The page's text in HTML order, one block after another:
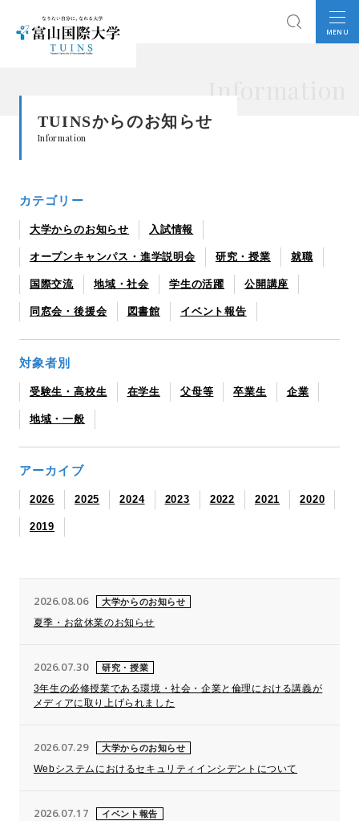
MENU
Information
TUINSからのお知らせ
Information
カテゴリー
大学からのお知らせ 入試情報
オープンキャンパス・進学説明会 研究・授業 就職
国際交流 地域・社会 学生の活躍 公開講座
同窓会・後援会 図書館 イベント報告
対象者別
受験生・高校生 在学生 父母等 卒業生 企業
地域・一般
アーカイブ
2026 2025 2024 2023 2022 2021 2020
2019
2026.08.06 大学からのお知らせ
夏季・お盆休業のお知らせ
2026.07.30 研究・授業
3年生の必修授業である環境・社会・企業と倫理における講義が
メディアに取り上げられました
2026.07.29 大学からのお知らせ
Webシステムにおけるセキュリティインシデントについて
2026.07.17 イベント報告